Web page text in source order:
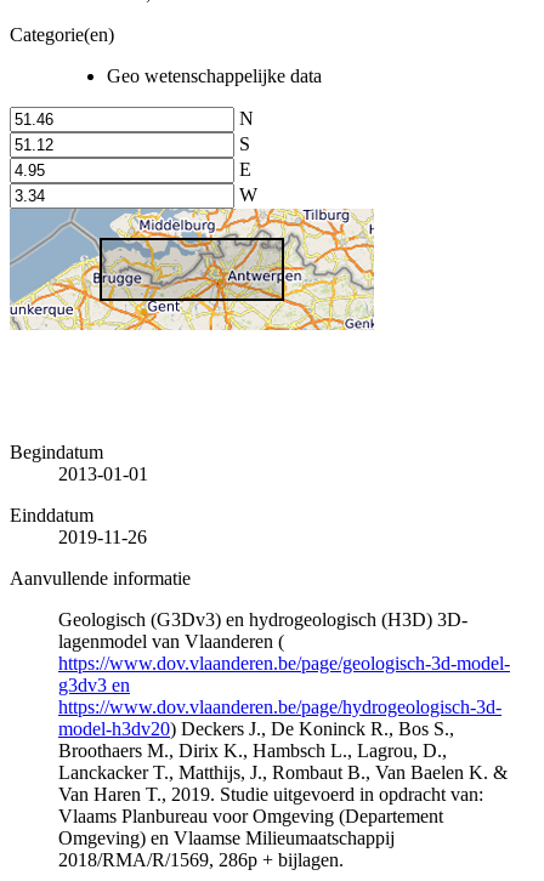
Categorie(en)
Geo wetenschappelijke data
N
S
E
W
Begindatum
2013-01-01
Einddatum
2019-11-26
Aanvullende informatie
Geologisch (G3Dv3) en hydrogeologisch (H3D) 3D-
lagenmodel van Vlaanderen (
https://www.dov.vlaanderen.be/page/geologisch-3d-model-
g3dv3 en
https://www.dov.vlaanderen.be/page/hydrogeologisch-3d-
model-h3dv20) Deckers J., De Koninck R., Bos S.,
Broothaers M., Dirix K., Hambsch L., Lagrou, D.,
Lanckacker T., Matthijs, J., Rombaut B., Van Baelen K. &
Van Haren T., 2019. Studie uitgevoerd in opdracht van:
Vlaams Planbureau voor Omgeving (Departement
Omgeving) en Vlaamse Milieumaatschappij
2018/RMA/R/1569, 286p + bijlagen.